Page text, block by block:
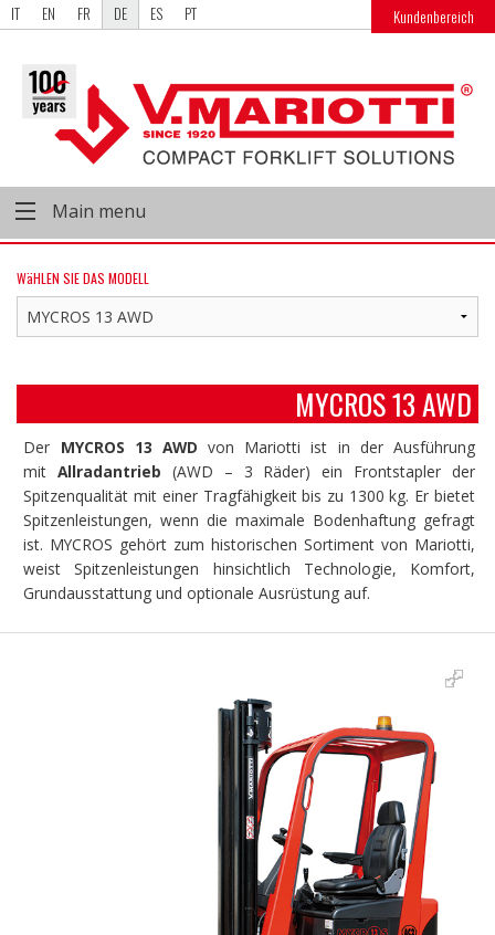
IT EN FR DE ES PT Kundenbereich
Main menu
WäHLEN SIE DAS MODELL
MYCROS 13 AWD
Der MYCROS 13 AWD von Mariotti ist in der Ausführung
mitAllradantrieb (AWD – 3 Räder) ein Frontstapler der
Spitzenqualität mit einer Tragfähigkeit bis zu 1300 kg. Er bietet
Spitzenleistungen, wenn die maximale Bodenhaftung gefragt
ist. MYCROS gehört zum historischen Sortiment von Mariotti,
weist Spitzenleistungen hinsichtlich Technologie, Komfort,
Grundausstattung und optionale Ausrüstung auf.